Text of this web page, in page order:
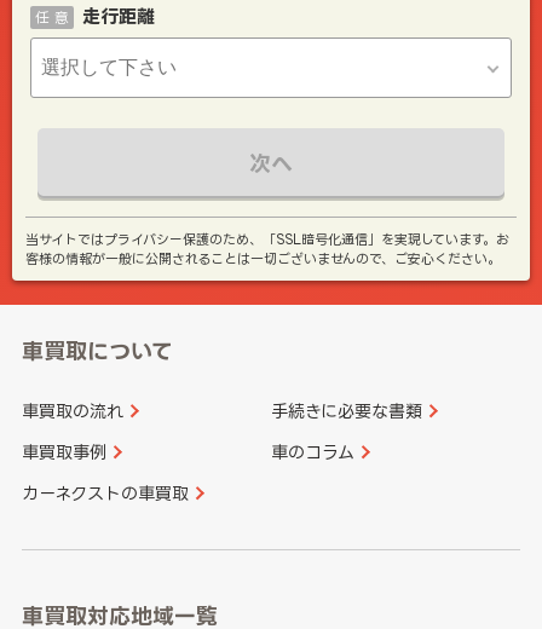
走行距離
任 意
次へ
当サイトではプライバシー保護のため、「SSL暗号化通信」を実現しています。お
客様の情報が一般に公開されることは一切ございませんので、ご安心ください。
車買取について
車買取の流れ 手続きに必要な書類
車買取事例 車のコラム
カーネクストの車買取
車買取対応地域一覧